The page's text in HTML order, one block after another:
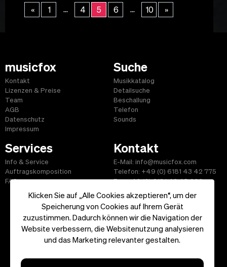
Klicken Sie auf „Alle Cookies akzeptieren“, um der
Speicherung von Cookies auf Ihrem Gerät
zuzustimmen. Dadurch können wir die Navigation der
Website verbessern, die Websitenutzung analysieren
und das Marketing relevanter gestalten.
« 1 ... 4 5 6 ... 10 »
musicfox
Kontakt
Lizenzen & Preise
Team
AGB
Datenschutz
Impressum
Suche
Musikkatalog
Detailsuche
Beschallung
Telefon
Sounds
Services
Info & Service
Auftragskomposition
FAQ
Kontakt
E-Mail: info@musicfox.com
Telefon: +49 (0) 6181 43 42 775
Fax: +49 (0) 6181 43 45 609
Start|Informationen|AGB|Kontakt
Copyright ©2026 musicfox.com - Gemafreie Musik. All Rights